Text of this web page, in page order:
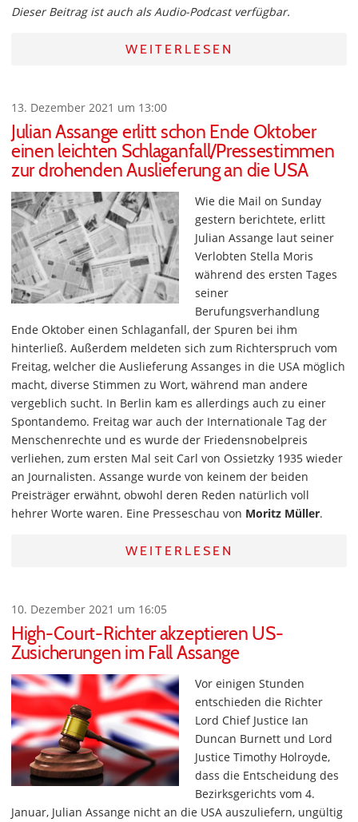
Dieser Beitrag ist auch als Audio-Podcast verfügbar.
WEITERLESEN
13. Dezember 2021 um 13:00
Julian Assange erlitt schon Ende Oktober
einen leichten Schlaganfall/Pressestimmen
zur drohenden Auslieferung an die USA
Wie die Mail on Sunday
gestern berichtete, erlitt
Julian Assange laut seiner
Verlobten Stella Moris
während des ersten Tages
seiner
Berufungsverhandlung
Ende Oktober einen Schlaganfall, der Spuren bei ihm
hinterließ. Außerdem meldeten sich zum Richterspruch vom
Freitag, welcher die Auslieferung Assanges in die USA möglich
macht, diverse Stimmen zu Wort, während man andere
vergeblich sucht. In Berlin kam es allerdings auch zu einer
Spontandemo. Freitag war auch der Internationale Tag der
Menschenrechte und es wurde der Friedensnobelpreis
verliehen, zum ersten Mal seit Carl von Ossietzky 1935 wieder
an Journalisten. Assange wurde von keinem der beiden
Preisträger erwähnt, obwohl deren Reden natürlich voll
hehrer Worte waren. Eine Presseschau von Moritz Müller.
WEITERLESEN
10. Dezember 2021 um 16:05
High-Court-Richter akzeptieren US-
Zusicherungen im Fall Assange
Vor einigen Stunden
entschieden die Richter
Lord Chief Justice Ian
Duncan Burnett und Lord
Justice Timothy Holroyde,
dass die Entscheidung des
Bezirksgerichts vom 4.
Januar, Julian Assange nicht an die USA auszuliefern, ungültig